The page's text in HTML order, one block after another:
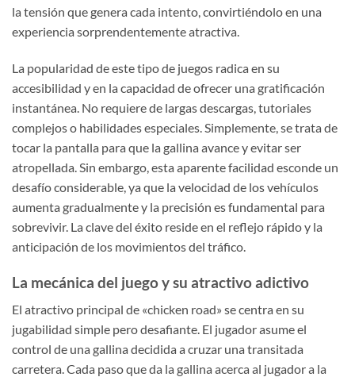
la tensión que genera cada intento, convirtiéndolo en una
experiencia sorprendentemente atractiva.
La popularidad de este tipo de juegos radica en su
accesibilidad y en la capacidad de ofrecer una gratificación
instantánea. No requiere de largas descargas, tutoriales
complejos o habilidades especiales. Simplemente, se trata de
tocar la pantalla para que la gallina avance y evitar ser
atropellada. Sin embargo, esta aparente facilidad esconde un
desafío considerable, ya que la velocidad de los vehículos
aumenta gradualmente y la precisión es fundamental para
sobrevivir. La clave del éxito reside en el reflejo rápido y la
anticipación de los movimientos del tráfico.
La mecánica del juego y su atractivo adictivo
El atractivo principal de «chicken road» se centra en su
jugabilidad simple pero desafiante. El jugador asume el
control de una gallina decidida a cruzar una transitada
carretera. Cada paso que da la gallina acerca al jugador a la